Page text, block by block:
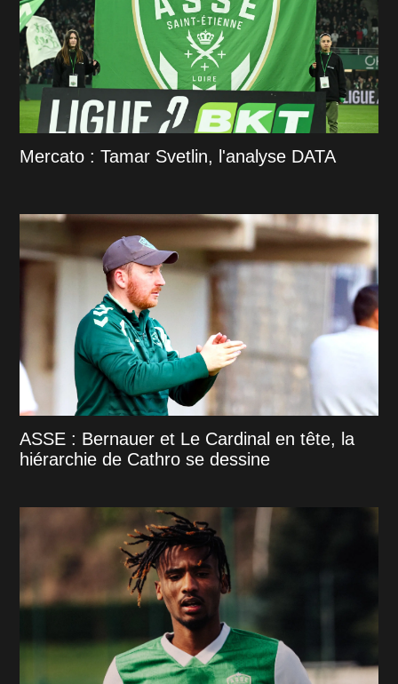
Mercato : Tamar Svetlin, l'analyse DATA
ASSE : Bernauer et Le Cardinal en tête, la
hiérarchie de Cathro se dessine